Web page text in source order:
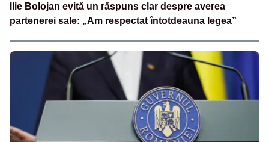
Ilie Bolojan evită un răspuns clar despre averea
partenerei sale: „Am respectat întotdeauna legea”